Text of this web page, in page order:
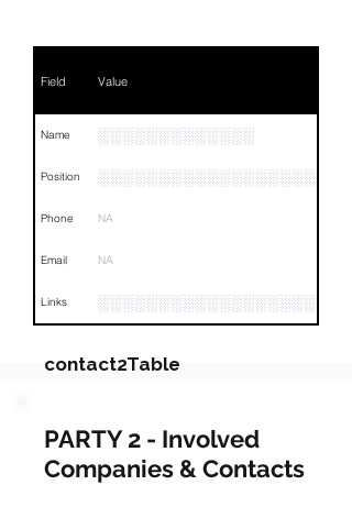
Field Value
Name ░░░░░░░░░░░░░
Position
Phone NA
Email NA
Links
contact2Table
Field Value
Name
PARTY 2 - Involved
Companies & Contacts